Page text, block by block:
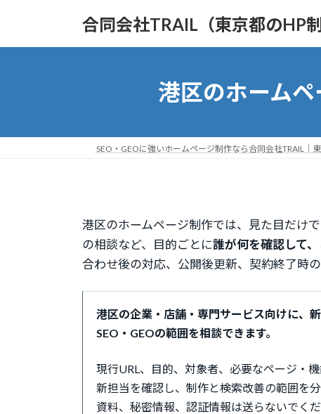
合同会社TRAIL（東京都のHP制
港区のホーム
SEO・GEOに強いホームページ制作なら合同会社TRAIL｜
港区のホームページ制作では、見た目だけ
の相談など、目的ごとに誰が何を確認して
合わせ後の対応、公開後更新、契約終了時
港区の企業・店舗・専門サービス向けに、
SEO・GEOの範囲を相談できます。
現行URL、目的、対象者、必要なページ・
新担当を確認し、制作と検索改善の範囲を
資料、秘密情報、認証情報は送らないでくだ